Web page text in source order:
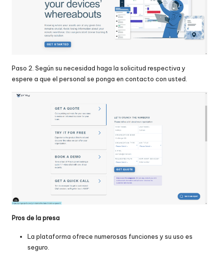
Paso 2. Según su necesidad haga la solicitud respectiva y
espere a que el personal se ponga en contacto con usted.
Pros de la presa
La plataforma ofrece numerosas funciones y su uso es
seguro.